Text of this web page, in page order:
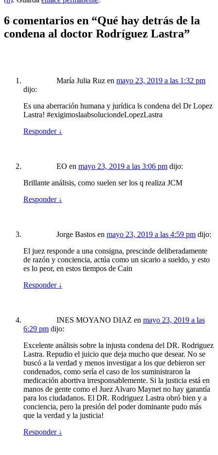
6 comentarios en “Qué hay detrás de la
condena al doctor Rodríguez Lastra”
María Julia Ruz en mayo 23, 2019 a las 1:32 pm
dijo:
Es una aberración humana y jurídica ls condena del Dr Lopez
Lastra! #exigimoslaabsoluciondeLopezLastra
Responder ↓
EO en mayo 23, 2019 a las 3:06 pm dijo:
Brillante análisis, como suelen ser los q realiza JCM
Responder ↓
Jorge Bastos en mayo 23, 2019 a las 4:59 pm dijo:
El juez responde a una consigna, prescinde deliberadamente
de razón y conciencia, actúa como un sicario a sueldo, y esto
es lo peor, en estos tiempos de Cain
Responder ↓
INES MOYANO DIAZ en mayo 23, 2019 a las
6:29 pm dijo:
Excelente análisis sobre la injusta condena del DR. Rodriguez
Lastra. Repudio el juicio que deja mucho que desear. No se
buscó a la verdad y menos investigar a los que debieron ser
condenados, como sería el caso de los suministraron la
medicación abortiva irresponsablemente. Si la justicia está en
manos de gente como el Juez Alvaro Maynet no hay garantía
para los ciudadanos. El DR. Rodriguez Lastra obró bien y a
conciencia, pero la presión del poder dominante pudo más
que la verdad y la justicia!
Responder ↓